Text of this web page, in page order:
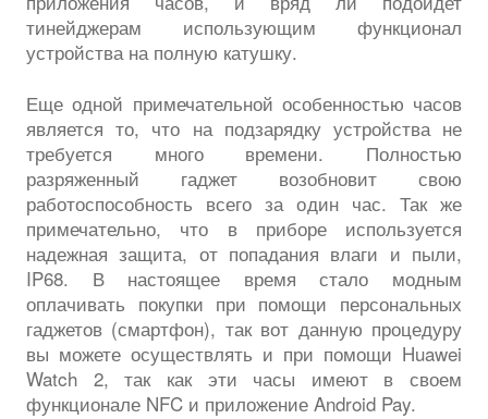
тинейджерам использующим функционал
устройства на полную катушку.
Еще одной примечательной особенностью часов
является то, что на подзарядку устройства не
требуется много времени. Полностью
разряженный гаджет возобновит свою
работоспособность всего за один час. Так же
примечательно, что в приборе используется
надежная защита, от попадания влаги и пыли,
IP68. В настоящее время стало модным
оплачивать покупки при помощи персональных
гаджетов (смартфон), так вот данную процедуру
вы можете осуществлять и при помощи Huawei
Watch 2, так как эти часы имеют в своем
функционале NFC и приложение Android Pay.